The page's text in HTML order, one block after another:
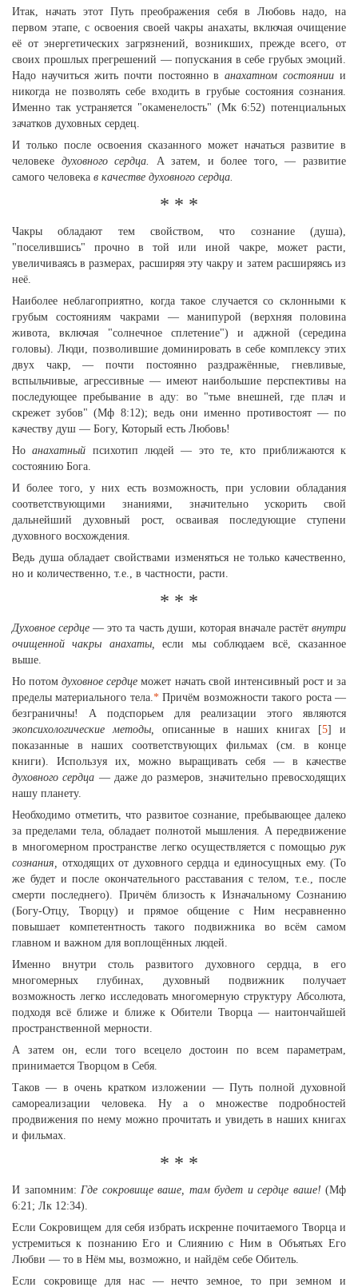
Итак, начать этот Путь преображения себя в Любовь надо, на
первом этапе, с освоения своей чакры анахаты, включая очищение
её от энергетических загрязнений, возникших, прежде всего, от
своих прошлых прегрешений — попускания в себе грубых эмоций.
Надо научиться жить почти постоянно ванахатном состоянии и
никогда не позволять себе входить в грубые состояния сознания.
Именно так устраняется "окаменелость" (Мк 6:52) потенциальных
зачатков духовных сердец.
И только после освоения сказанного может начаться развитие в
человеке духовного сердца.
А затем, и более того, — развитие
самого человека в качестве духовного сердца.
* * *
Чакры обладают тем свойством, что сознание (душа),
"поселившись" прочно в той или иной чакре, может расти,
увеличиваясь в размерах, расширяя эту чакру и затем расширяясь из
неё.
Наиболее неблагоприятно, когда такое случается со склонными к
грубым состояниям чакрами — манипурой (верхняя половина
живота, включая "солнечное сплетение") и аджной (середина
головы). Люди, позволившие доминировать в себе комплексу этих
двух чакр, — почти постоянно раздражённые, гневливые,
вспыльчивые, агрессивные — имеют наибольшие перспективы на
последующее пребывание в аду: во "тьме внешней, где плач и
скрежет зубов" (Мф 8:12); ведь они именно противостоят — по
качеству душ — Богу, Который есть Любовь!
Ноанахатный психотип людей — это те, кто приближаются к
состоянию Бога.
И более того, у них есть возможность, при условии обладания
соответствующими знаниями, значительно ускорить свой
дальнейший духовный рост, осваивая последующие ступени
духовного восхождения.
Ведь душа обладает свойствами изменяться не только качественно,
но и количественно, т.е., в частности, расти.
* * *
Духовное сердце — это та часть души, которая вначале растётвнутри
очищенной чакры анахаты, если мы соблюдаем всё, сказанное
выше.
Но потомдуховное сердце может начать свой интенсивный рост и за
пределы материального тела.*Причём возможности такого роста —
безграничны! А подспорьем для реализации этого являются
экопсихологические
методы, описанные в наших книгах [5] и
показанные в наших соответствующих фильмах (см. в конце
книги). Используя их, можно выращивать себя — в качестве
духовного сердца — даже до размеров, значительно превосходящих
нашу планету.
Необходимо отметить, что развитое сознание, пребывающее далеко
за пределами тела, обладает полнотой мышления. А передвижение
в многомерном пространстве легко осуществляется с помощью рук
сознания, отходящих от духовного сердца и единосущных ему. (То
же будет и после окончательного расставания с телом, т.е., после
смерти последнего). Причём близость к Изначальному Сознанию
(Богу-Отцу, Творцу) и прямое общение с Ним несравненно
повышает компетентность такого подвижника во всём самом
главном и важном для воплощённых людей.
Именно внутри столь развитого духовного сердца, в его
многомерных глубинах, духовный подвижник получает
возможность легко исследовать многомерную структуру Абсолюта,
подходя всё ближе и ближе к Обители Творца — наитончайшей
пространственной мерности.
А затем он, если того всецело достоин по всем параметрам,
принимается Творцом в Себя.
Таков — в очень кратком изложении — Путь полной духовной
самореализации человека. Ну а о множестве подробностей
продвижения по нему можно прочитать и увидеть в наших книгах
и фильмах.
* * *
И запомним: Где сокровище ваше, там будет и сердце ваше! (Мф
6:21; Лк 12:34).
Если Сокровищем для себя избрать искренне почитаемого Творца и
устремиться к познанию Его и Слиянию с Ним в Объятьях Его
Любви — то в Нём мы, возможно, и найдём себе Обитель.
Если сокровище для нас — нечто земное, то при земном и